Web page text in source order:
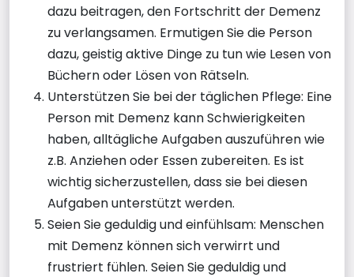
dazu beitragen, den Fortschritt der Demenz
zu verlangsamen. Ermutigen Sie die Person
dazu, geistig aktive Dinge zu tun wie Lesen von
Büchern oder Lösen von Rätseln.
Unterstützen Sie bei der täglichen Pflege: Eine
Person mit Demenz kann Schwierigkeiten
haben, alltägliche Aufgaben auszuführen wie
z.B. Anziehen oder Essen zubereiten. Es ist
wichtig sicherzustellen, dass sie bei diesen
Aufgaben unterstützt werden.
Seien Sie geduldig und einfühlsam: Menschen
mit Demenz können sich verwirrt und
frustriert fühlen. Seien Sie geduldig und